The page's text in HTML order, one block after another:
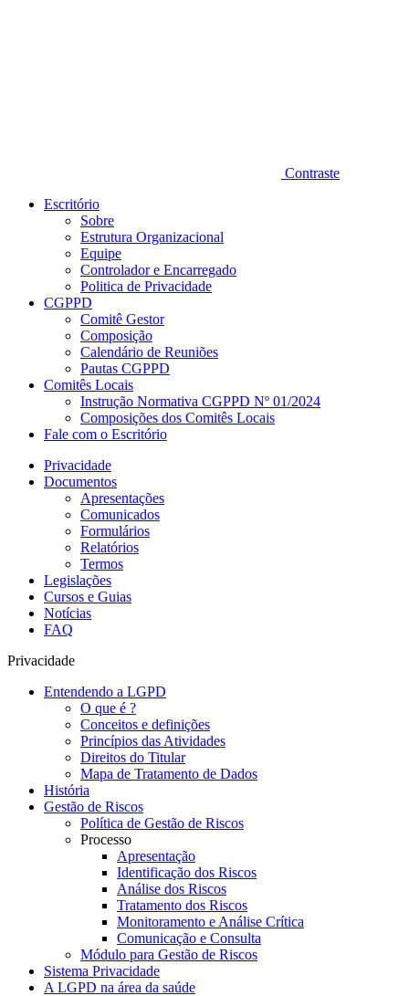
Contraste
Escritório
Sobre
Estrutura Organizacional
Equipe
Controlador e Encarregado
Politica de Privacidade
CGPPD
Comitê Gestor
Composição
Calendário de Reuniões
Pautas CGPPD
Comitês Locais
Instrução Normativa CGPPD Nº 01/2024
Composições dos Comitês Locais
Fale com o Escritório
Privacidade
Documentos
Apresentações
Comunicados
Formulários
Relatórios
Termos
Legislações
Cursos e Guias
Notícias
FAQ
Privacidade
Entendendo a LGPD
O que é ?
Conceitos e definições
Princípios das Atividades
Direitos do Titular
Mapa de Tratamento de Dados
História
Gestão de Riscos
Política de Gestão de Riscos
Processo
Apresentação
Identificação dos Riscos
Análise dos Riscos
Tratamento dos Riscos
Monitoramento e Análise Crítica
Comunicação e Consulta
Módulo para Gestão de Riscos
Sistema Privacidade
A LGPD na área da saúde